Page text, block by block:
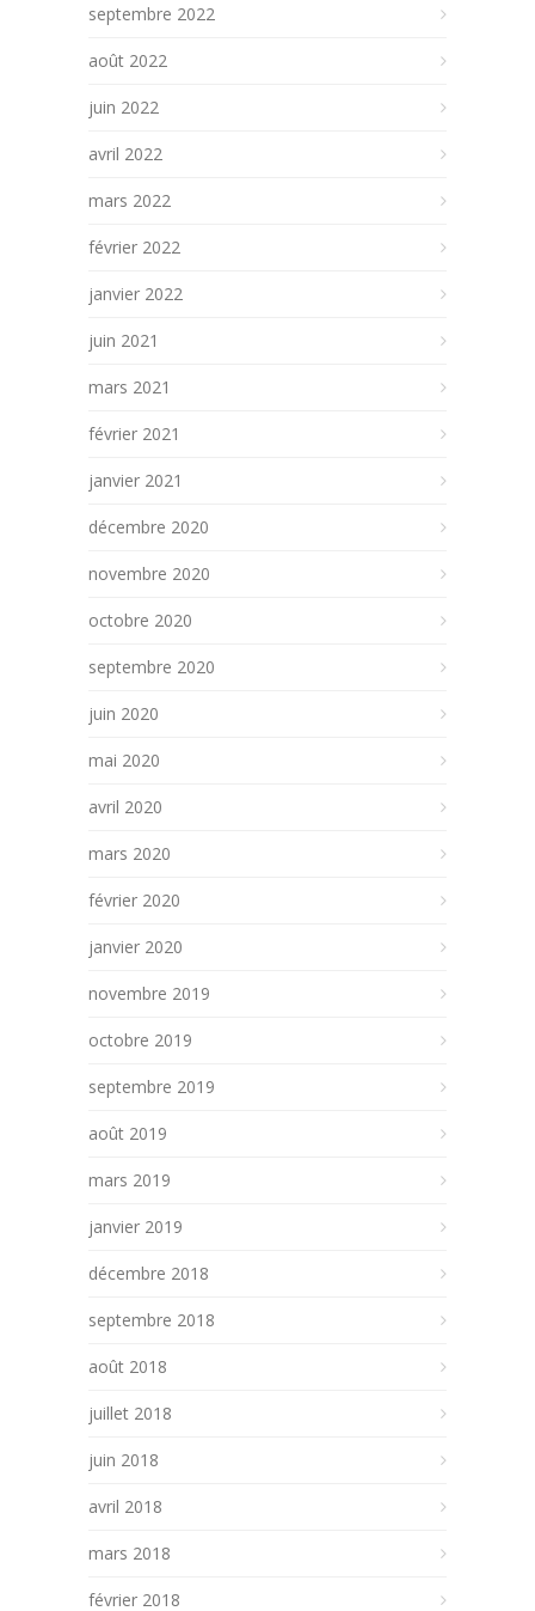
septembre 2022
août 2022
juin 2022
avril 2022
mars 2022
février 2022
janvier 2022
juin 2021
mars 2021
février 2021
janvier 2021
décembre 2020
novembre 2020
octobre 2020
septembre 2020
juin 2020
mai 2020
avril 2020
mars 2020
février 2020
janvier 2020
novembre 2019
octobre 2019
septembre 2019
août 2019
mars 2019
janvier 2019
décembre 2018
septembre 2018
août 2018
juillet 2018
juin 2018
avril 2018
mars 2018
février 2018